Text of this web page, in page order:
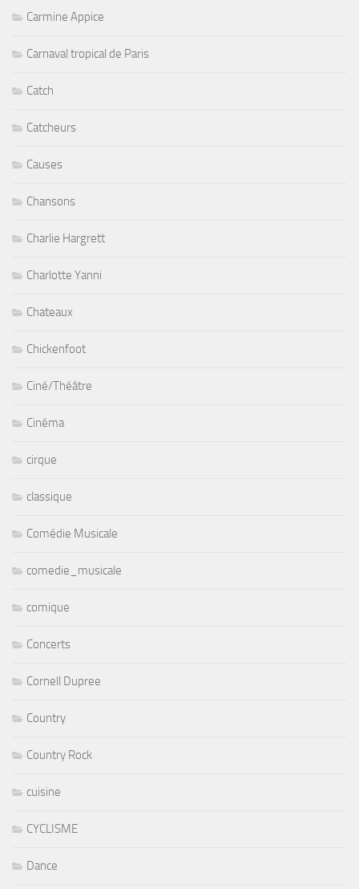
Carmine Appice
Carnaval tropical de Paris
Catch
Catcheurs
Causes
Chansons
Charlie Hargrett
Charlotte Yanni
Chateaux
Chickenfoot
Ciné/Théâtre
Cinéma
cirque
classique
Comédie Musicale
comedie_musicale
comique
Concerts
Cornell Dupree
Country
Country Rock
cuisine
CYCLISME
Dance